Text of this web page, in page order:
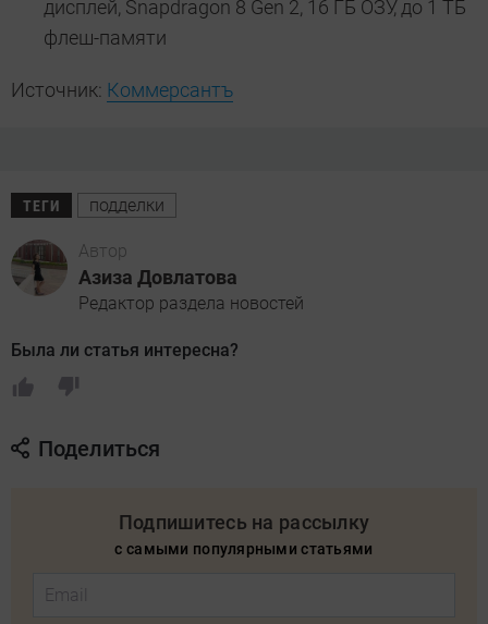
дисплей, Snapdragon 8 Gen 2, 16 ГБ ОЗУ, до 1 ТБ
флеш-памяти
Источник: Коммерсантъ
ТЕГИ подделки
Автор
Азиза Довлатова
Редактор раздела новостей
Была ли статья интересна?
Поделиться
Подпишитесь на рассылку
с самыми популярными статьями